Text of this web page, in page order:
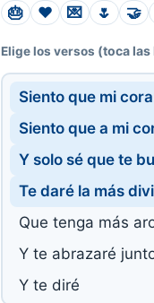
🎂 ❤️ 💌 🌷 🤝
Elige los versos (toca las
Siento que mi
Siento que a mi
Y solo sé que te
Te daré la más
Que tenga más
Y te abrazaré
Y te diré